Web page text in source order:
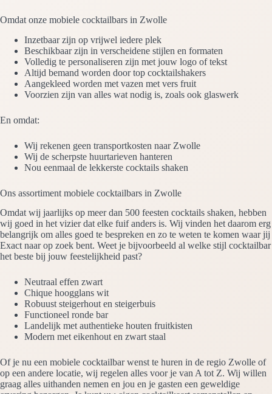
Omdat onze mobiele cocktailbars in Zwolle
Inzetbaar zijn op vrijwel iedere plek
Beschikbaar zijn in verscheidene stijlen en formaten
Volledig te personaliseren zijn met jouw logo of tekst
Altijd bemand worden door top cocktailshakers
Aangekleed worden met vazen met vers fruit
Voorzien zijn van alles wat nodig is, zoals ook glaswerk
En omdat:
Wij rekenen geen transportkosten naar Zwolle
Wij de scherpste huurtarieven hanteren
Nou eenmaal de lekkerste cocktails shaken
Ons assortiment mobiele cocktailbars in Zwolle
Omdat wij jaarlijks op meer dan 500 feesten cocktails shaken, hebben
wij goed in het vizier dat elke fuif anders is. Wij vinden het daarom erg
belangrijk om alles goed te bespreken en zo te weten te komen waar jij
Exact naar op zoek bent. Weet je bijvoorbeeld al welke stijl cocktailbar
het beste bij jouw feestelijkheid past?
Neutraal effen zwart
Chique hoogglans wit
Robuust steigerhout en steigerbuis
Functioneel ronde bar
Landelijk met authentieke houten fruitkisten
Modern met eikenhout en zwart staal
Of je nu een mobiele cocktailbar wenst te huren in de regio Zwolle of
op een andere locatie, wij regelen alles voor je van A tot Z. Wij willen
graag alles uithanden nemen en jou en je gasten een geweldige